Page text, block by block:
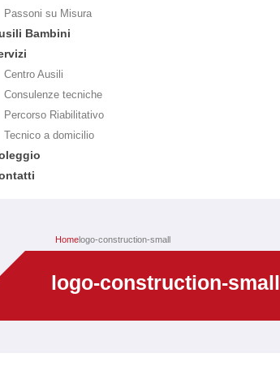
Passoni su Misura
Bambini
Centro Ausili
Consulenze tecniche
Percorso Riabilitativo
Tecnico a domicilio
Homelogo-construction-small
logo-construction-small